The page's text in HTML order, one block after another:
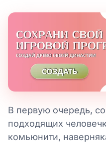
В первую очередь,
подходящих
комьюнити,